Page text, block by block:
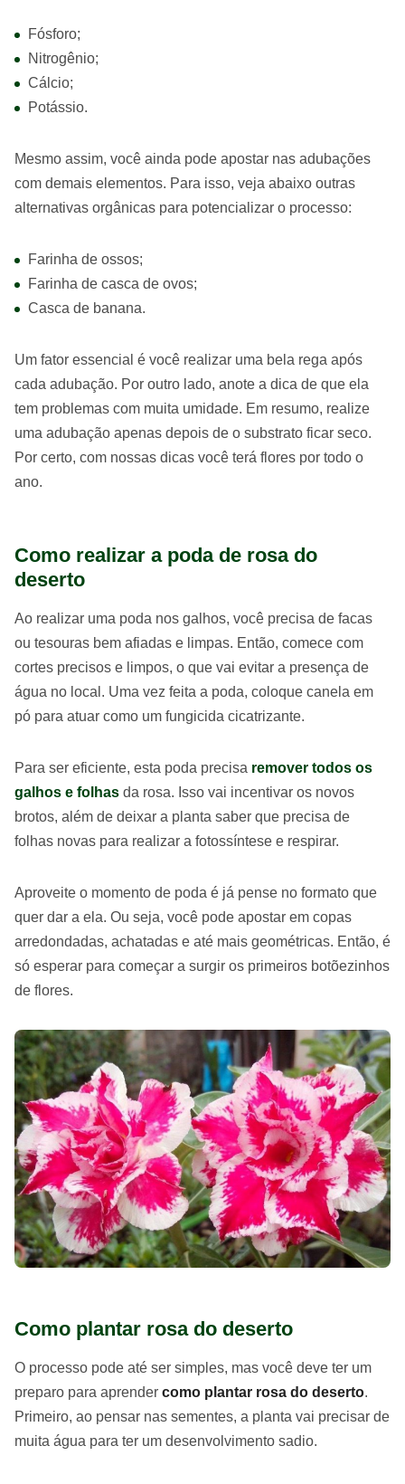
Fósforo;
Nitrogênio;
Cálcio;
Potássio.
Mesmo assim, você ainda pode apostar nas adubações
com demais elementos. Para isso, veja abaixo outras
alternativas orgânicas para potencializar o processo:
Farinha de ossos;
Farinha de casca de ovos;
Casca de banana.
Um fator essencial é você realizar uma bela rega após
cada adubação. Por outro lado, anote a dica de que ela
tem problemas com muita umidade. Em resumo, realize
uma adubação apenas depois de o substrato ficar seco.
Por certo, com nossas dicas você terá flores por todo o
ano.
Como realizar a poda de rosa do
deserto
Ao realizar uma poda nos galhos, você precisa de facas
ou tesouras bem afiadas e limpas. Então, comece com
cortes precisos e limpos, o que vai evitar a presença de
água no local. Uma vez feita a poda, coloque canela em
pó para atuar como um fungicida cicatrizante.
Para ser eficiente, esta poda precisa remover todos os
galhos e folhas da rosa. Isso vai incentivar os novos
brotos, além de deixar a planta saber que precisa de
folhas novas para realizar a fotossíntese e respirar.
Aproveite o momento de poda é já pense no formato que
quer dar a ela. Ou seja, você pode apostar em copas
arredondadas, achatadas e até mais geométricas. Então, é
só esperar para começar a surgir os primeiros botõezinhos
de flores.
Como plantar rosa do deserto
O processo pode até ser simples, mas você deve ter um
preparo para aprender como plantar rosa do deserto.
Primeiro, ao pensar nas sementes, a planta vai precisar de
muita água para ter um desenvolvimento sadio.